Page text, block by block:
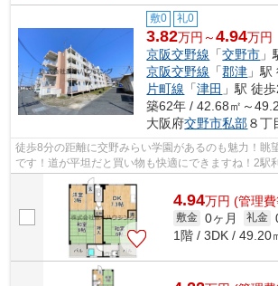
敷0 礼0
3.82万円～4.94万円
京阪交野線 「交野市
京阪交野線 「郡津 」
片町線 「津田 」駅 徒
築62年 / 42.68㎡～
大阪府交野市私部８丁
徒歩8分の距離に交野みらい学園があるのも魅力！眺
です！道が平坦だと買い物も快適にできますね！2駅
ので利便性が高いです！できるだけ早め...
4.94万円 (管理
敷金 0ヶ月 礼金
1階 / 3DK / 49.20